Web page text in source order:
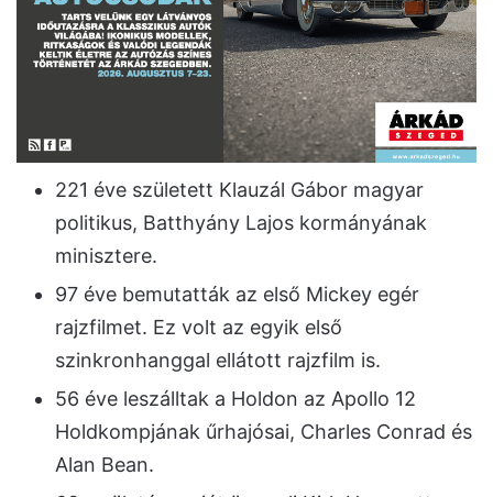
221 éve született Klauzál Gábor magyar
politikus, Batthyány Lajos kormányának
minisztere.
97 éve bemutatták az első Mickey egér
rajzfilmet. Ez volt az egyik első
szinkronhanggal ellátott rajzfilm is.
56 éve leszálltak a Holdon az Apollo 12
Holdkompjának űrhajósai, Charles Conrad és
Alan Bean.